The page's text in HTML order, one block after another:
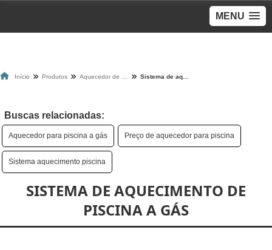
MENU
Início Produtos
Buscas relacionadas:
Aquecedor para piscina a gás Preço de aquecedor para piscina
Sistema aquecimento piscina
SISTEMA DE AQUECIMENTO DE
PISCINA A GÁS